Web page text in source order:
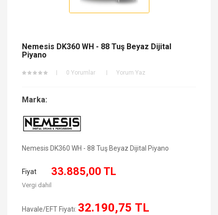
Nemesis DK360 WH - 88 Tuş Beyaz Dijital
Piyano
0 Yorumlar Yorum Yaz
Marka:
Nemesis DK360 WH - 88 Tuş Beyaz Dijital Piyano
Fiyat 33.885,00 TL
Vergi dahil
Havale/EFT Fiyatı: 32.190,75 TL